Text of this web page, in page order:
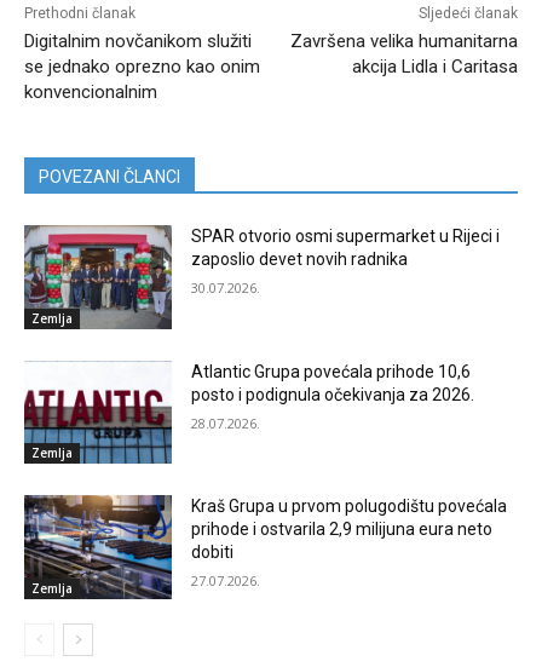
Prethodni članak
Digitalnim novčanikom služiti
se jednako oprezno kao onim
konvencionalnim
Sljedeći članak
Završena velika humanitarna
akcija Lidla i Caritasa
POVEZANI ČLANCI
Zemlja
SPAR otvorio osmi supermarket u Rijeci i
zaposlio devet novih radnika
30.07.2026.
Zemlja
Atlantic Grupa povećala prihode 10,6
posto i podignula očekivanja za 2026.
28.07.2026.
Zemlja
Kraš Grupa u prvom polugodištu povećala
prihode i ostvarila 2,9 milijuna eura neto
dobiti
27.07.2026.